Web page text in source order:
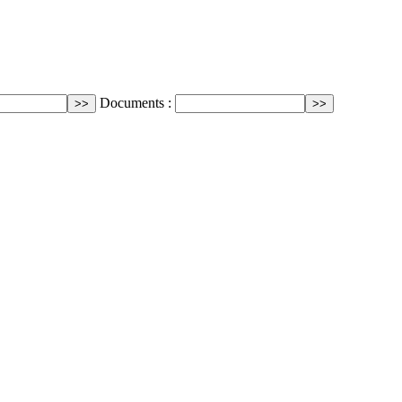
Documents :